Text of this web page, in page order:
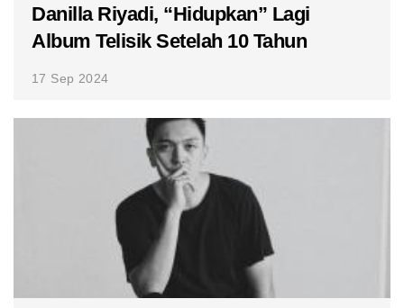
Danilla Riyadi, “Hidupkan” Lagi
Album Telisik Setelah 10 Tahun
17 Sep 2024